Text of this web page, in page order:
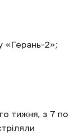
«Герань-2»;
тижня, з 7 по